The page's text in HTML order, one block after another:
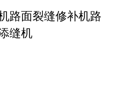
路面裂缝修补机路
缝机